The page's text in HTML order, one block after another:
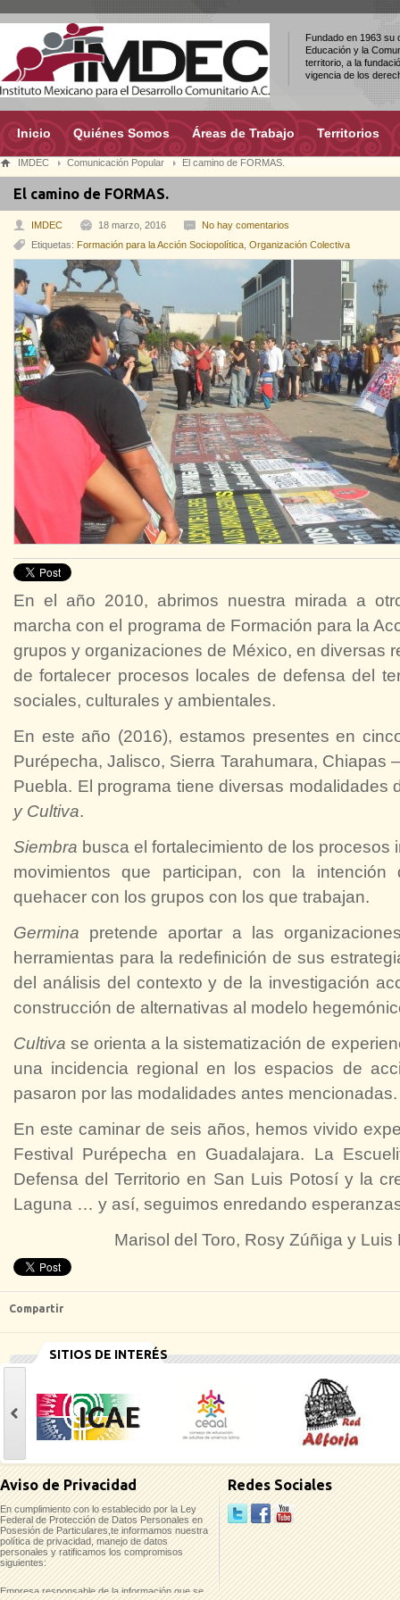
Fundado en 1963 su
Educación y la
territorio, a la
vigencia de los
Inicio Quiénes Somos Áreas de Trabajo Territorios
IMDEC Comunicación Popular El camino de FORMAS.
El camino de FORMAS.
IMDEC 18 marzo, 2016
No hay comentarios
Etiquetas: Formación para la Acción Sociopolítica Organización Colectiva
En el año 2010, abrimos nuestra mirada a
marcha con el programa de Formación para la
grupos y organizaciones de México, en diversas
de fortalecer procesos locales de defensa del
sociales, culturales y ambientales.
En este año (2016), estamos presentes en
Purépecha, Jalisco, Sierra Tarahumara, Chiapas
Puebla. El programa tiene diversas modalidades
y Cultiva.
Siembra busca el fortalecimiento de los
movimientos que participan, con la
quehacer con los grupos con los que trabajan.
Germina pretende aportar a las
herramientas para la redefinición de sus
del análisis del contexto y de la investigación
construcción de alternativas al modelo
Cultiva se orienta a la sistematización de
una incidencia regional en los espacios de
pasaron por las modalidades antes mencionadas.
En este caminar de seis años, hemos vivido
Festival Purépecha en Guadalajara. La
Defensa del Territorio en San Luis Potosí y la
Laguna … y así, seguimos enredando
Marisol del Toro, Rosy Zúñiga y
Compartir
SITIOS DE INTERÉS
Aviso de Privacidad
En cumplimiento con lo establecido por la Ley
Federal de Protección de Datos Personales en
Posesión de Particulares,te informamos nuestra
política de privacidad, manejo de datos
personales y ratificamos los compromisos
siguientes:
Empresa responsable de la información que se
Redes Sociales